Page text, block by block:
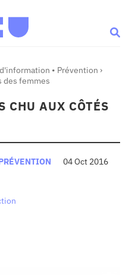
• Prévention ›
des femmes
CHU AUX CÔTÉS
04 Oct 2016